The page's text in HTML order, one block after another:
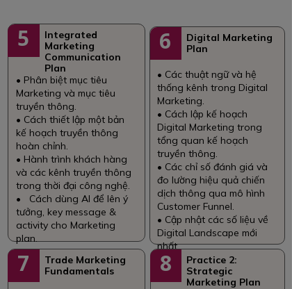
Integrated
Marketing
Communication
Plan
• Phân biệt mục tiêu
Marketing và mục tiêu
truyền thông.
• Cách thiết lập một bản
kế hoạch truyền thông
hoàn chỉnh.
• Hành trình khách hàng
và các kênh truyền thông
trong thời đại công nghệ.
• Cách dùng AI để lên ý
tưởng, key message &
activity cho Marketing
plan.
5
Digital Marketing
Plan
• Các thuật ngữ và hệ
thống kênh trong Digital
Marketing.
• Cách lập kế hoạch
Digital Marketing trong
tổng quan kế hoạch
truyền thông.
• Các chỉ số đánh giá và
đo lường hiệu quả chiến
dịch thông qua mô hình
Customer Funnel.
• Cập nhật các số liệu về
Digital Landscape mới
nhất.
6
Practice 2:
Strategic
Marketing Plan
8
Trade Marketing
Fundamentals
7